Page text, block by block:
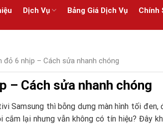
Dịch Vụ Bảng Giá Dịch Vụ Chính
đỏ 6 nhịp – Cách sửa nhanh chóng
– Cách sửa nhanh chóng
Samsung thì bỗng dưng màn hình tối đen,
lại nhưng vẫn không có tín hiệu? Đây